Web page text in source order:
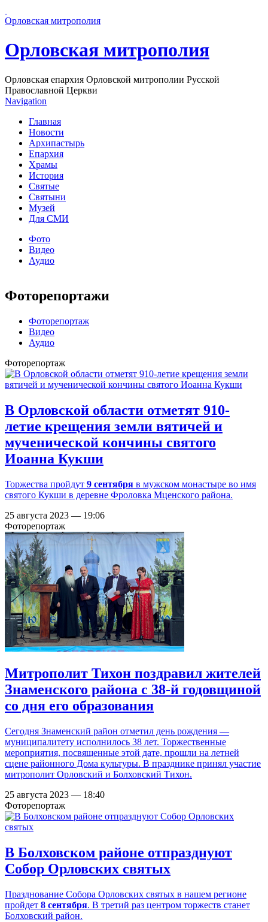
Орловская митрополия
Орловская митрополия
Орловская епархия Орловской митрополии Русской
Православной Церкви
Navigation
Главная
Новости
Архипастырь
Епархия
Храмы
История
Святые
Святыни
Музей
Для СМИ
Фото
Видео
Аудио
Фоторепортажи
Фоторепортаж
Видео
Аудио
Фоторепортаж
В Орловской области отметят 910-
летие крещения земли вятичей и
мученической кончины святого
Иоанна Кукши
Торжества пройдут 9 сентября в мужском монастыре во имя
святого Кукши в деревне Фроловка Мценского района.
25 августа 2023 — 19:06
Фоторепортаж
Митрополит Тихон поздравил жителей
Знаменского района с 38-й годовщиной
со дня его образования
Сегодня Знаменский район отметил день рождения —
муниципалитету исполнилось 38 лет. Торжественные
мероприятия, посвященные этой дате, прошли на летней
сцене районного Дома культуры. В празднике принял участие
митрополит Орловский и Болховский Тихон.
25 августа 2023 — 18:40
Фоторепортаж
В Болховском районе отпразднуют
Собор Орловских святых
Празднование Собора Орловских святых в нашем регионе
пройдет 8 сентября. В третий раз центром торжеств станет
Болховский район.